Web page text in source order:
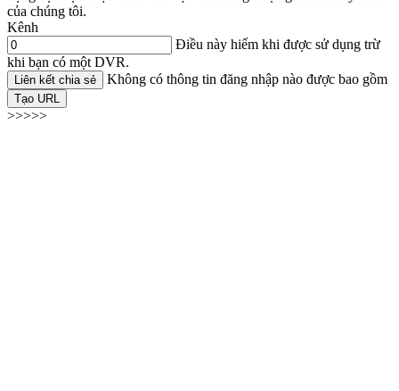
của chúng tôi.
Kênh
Điều này hiếm khi được sử dụng trừ
khi bạn có một DVR.
Liên kết chia sẻ Không có thông tin đăng nhập nào được bao gồm
Tạo URL
>>>>>